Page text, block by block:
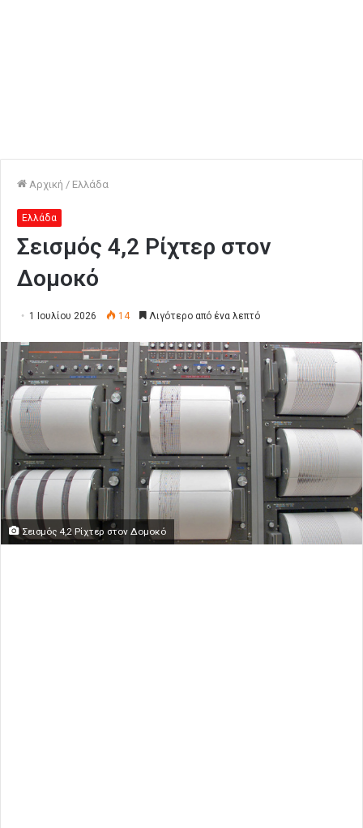
Αρχική / Ελλάδα
Ελλάδα
Σεισμός 4,2 Ρίχτερ στον
Δομοκό
1 Ιουλίου 2026 14 Λιγότερο από ένα λεπτό
Σεισμός 4,2 Ρίχτερ στον Δομοκό